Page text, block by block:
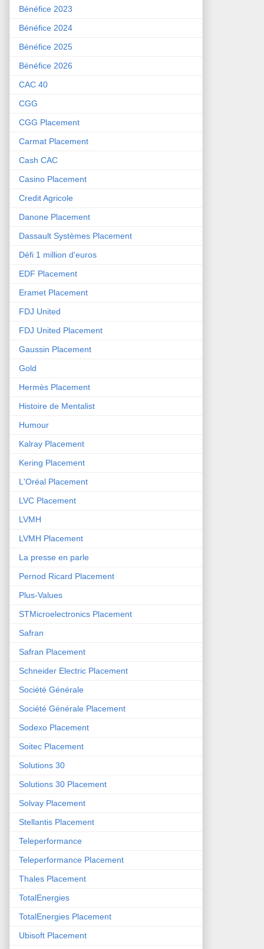
Bénéfice 2023
Bénéfice 2024
Bénéfice 2025
Bénéfice 2026
CAC 40
CGG
CGG Placement
Carmat Placement
Cash CAC
Casino Placement
Credit Agricole
Danone Placement
Dassault Systèmes Placement
Défi 1 million d'euros
EDF Placement
Eramet Placement
FDJ United
FDJ United Placement
Gaussin Placement
Gold
Hermès Placement
Histoire de Mentalist
Humour
Kalray Placement
Kering Placement
L'Oréal Placement
LVC Placement
LVMH
LVMH Placement
La presse en parle
Pernod Ricard Placement
Plus-Values
STMicroelectronics Placement
Safran
Safran Placement
Schneider Electric Placement
Société Générale
Société Générale Placement
Sodexo Placement
Soitec Placement
Solutions 30
Solutions 30 Placement
Solvay Placement
Stellantis Placement
Teleperformance
Teleperformance Placement
Thales Placement
TotalEnergies
TotalEnergies Placement
Ubisoft Placement